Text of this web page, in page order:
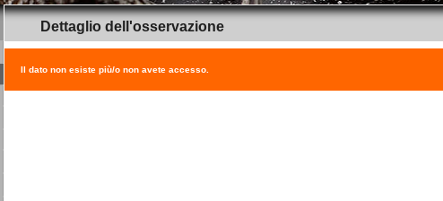
Dettaglio dell'osservazione
Il dato non esiste più/o non avete accesso.